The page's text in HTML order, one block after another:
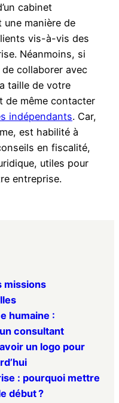
cabinet
une manière de
vis-à-vis des
Néanmoins, si
de collaborer avec
taille de votre
de même contacter
indépendants. Car,
est habilité à
en fiscalité,
utiles pour
entreprise.
missions
humaine :
consultant
un logo pour
: pourquoi mettre
début ?